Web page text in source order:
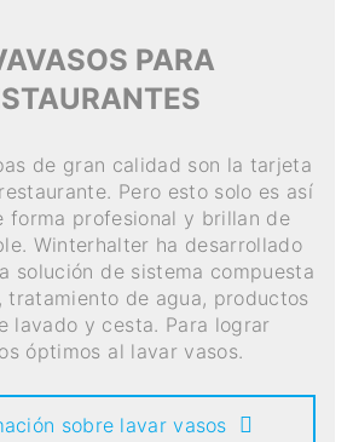
PARA
de gran calidad son la tarjeta
Pero esto solo es así
forma profesional y brillan de
Winterhalter ha desarrollado
solución de sistema compuesta
tratamiento de agua, productos
lavado y cesta. Para lograr
óptimos al lavar vasos.
sobre lavar vasos